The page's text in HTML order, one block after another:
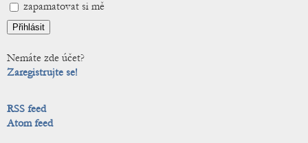
zapamatovat si mě
Nemáte zde účet?
Zaregistrujte se!
RSS feed
Atom feed